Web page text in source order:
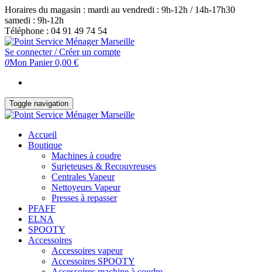
Skip
to
the
content
Horaires du magasin : mardi au vendredi : 9h-12h / 14h-17h30
samedi : 9h-12h
Téléphone : 04 91 49 74 54
Se connecter / Créer un compte
0Mon Panier0,00 €
Toggle navigation
Accueil
Boutique
Machines à coudre
Surjeteuses & Recouvreuses
Centrales Vapeur
Nettoyeurs Vapeur
Presses à repasser
PFAFF
ELNA
SPOOTY
Accessoires
Accessoires vapeur
Accessoires SPOOTY